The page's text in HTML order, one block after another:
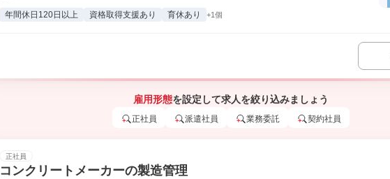
年間休日120日以上 資格取得支援あり 育休あり +1個
雇用形態を設定して求人を絞り込みましょう
正社員 派遣社員 業務委託 契約社員
正社員
コンクリートメーカーの製造管理